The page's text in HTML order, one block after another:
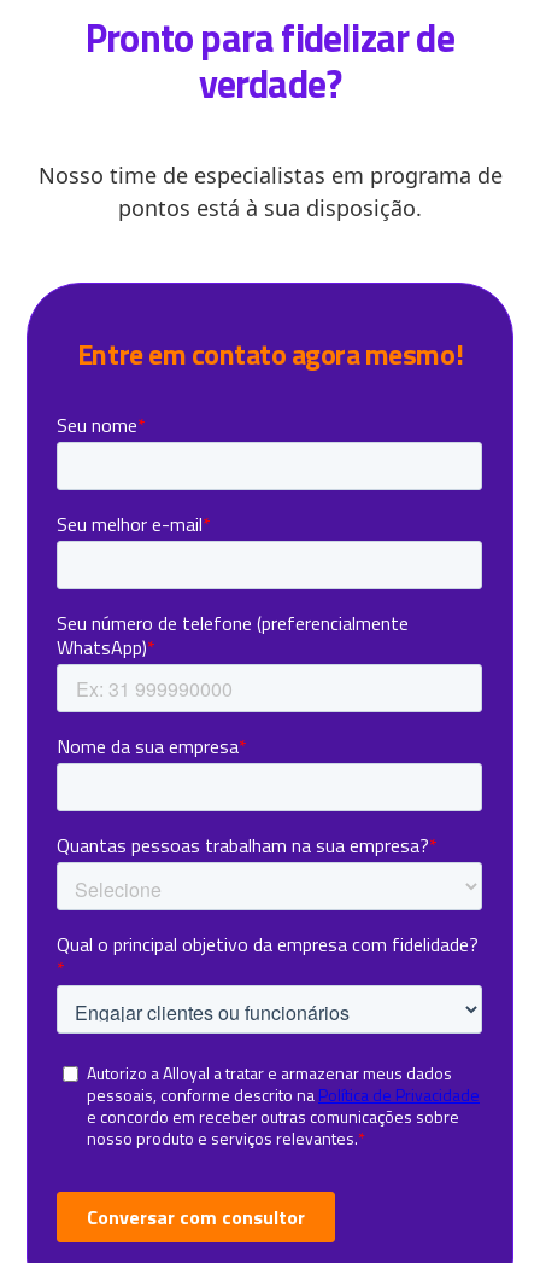
Pronto para fidelizar de
verdade?
Nosso time de especialistas em programa de
pontos está à sua disposição.
Entre em contato agora mesmo!